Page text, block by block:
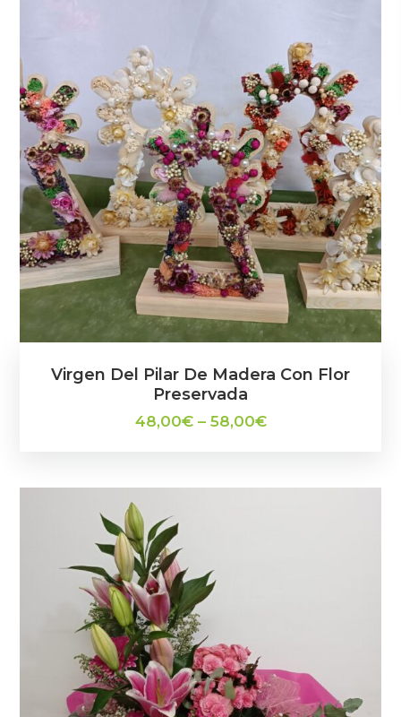
Virgen Del Pilar De Madera Con Flor
Preservada
48,00€– 58,00€